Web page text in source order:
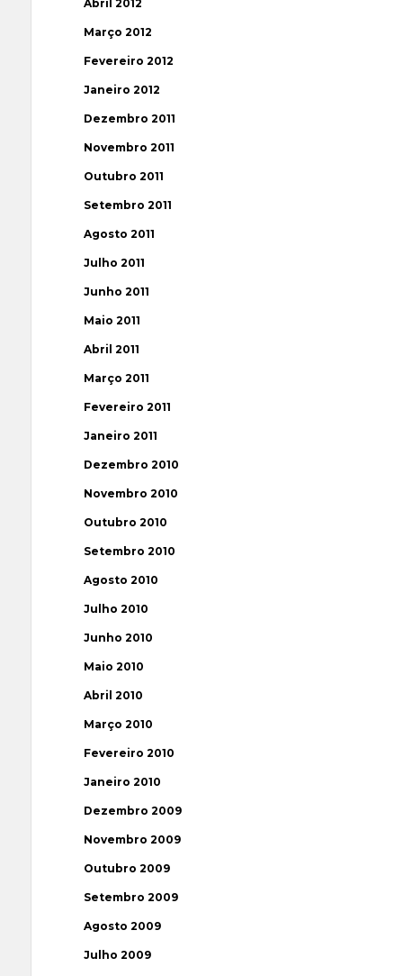
Abril 2012
Março 2012
Fevereiro 2012
Janeiro 2012
Dezembro 2011
Novembro 2011
Outubro 2011
Setembro 2011
Agosto 2011
Julho 2011
Junho 2011
Maio 2011
Abril 2011
Março 2011
Fevereiro 2011
Janeiro 2011
Dezembro 2010
Novembro 2010
Outubro 2010
Setembro 2010
Agosto 2010
Julho 2010
Junho 2010
Maio 2010
Abril 2010
Março 2010
Fevereiro 2010
Janeiro 2010
Dezembro 2009
Novembro 2009
Outubro 2009
Setembro 2009
Agosto 2009
Julho 2009